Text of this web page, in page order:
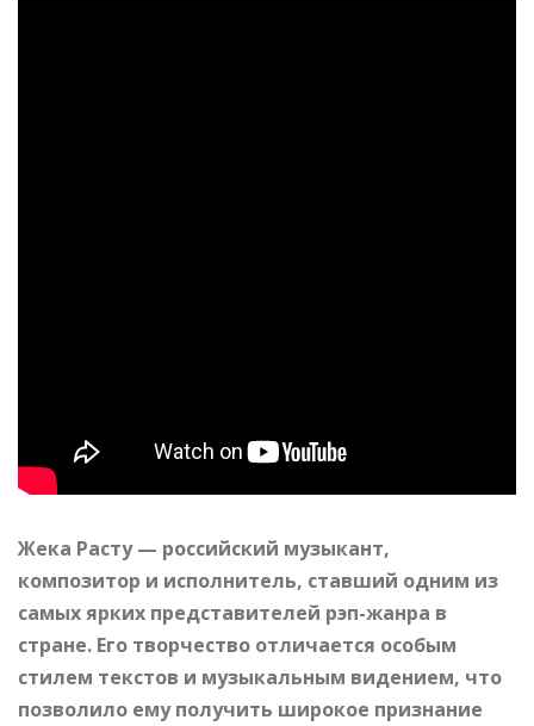
Жека Расту — российский музыкант,
композитор и исполнитель, ставший одним из
самых ярких представителей рэп-жанра в
стране. Его творчество отличается особым
стилем текстов и музыкальным видением, что
позволило ему получить широкое признание